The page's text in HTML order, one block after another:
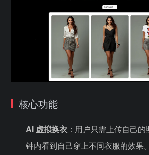
核心功能
AI 虚拟换衣 ：用户只需上传自己
钟内看到自己穿上不同衣服的效果